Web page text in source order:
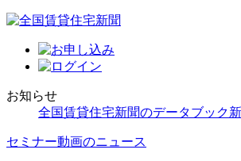
お知らせ
全国賃貸住宅新聞のデータブック
セミナー動画のニュース